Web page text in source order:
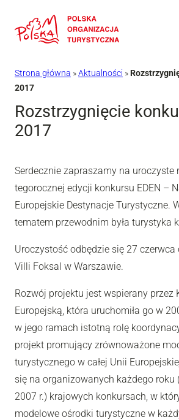
do
Strona główna »Aktualności »
2017
Rozstrzygnięcie
2017
Serdecznie zapraszamy na uroczyste
tegorocznej edycji konkursu EDEN –
Europejskie Destynacje Turystyczne.
tematem przewodnim była turystyka
Uroczystość odbędzie się 27
Villi Foksal w Warszawie.
Rozwój projektu jest wspierany przez
Europejską, która uruchomiła go w
w jego ramach istotną rolę
projekt promujący zrównoważone
turystycznego w całej Unii
się na organizowanych każdego roku
2007 r.) krajowych konkursach, w
modelowe ośrodki turystyczne w